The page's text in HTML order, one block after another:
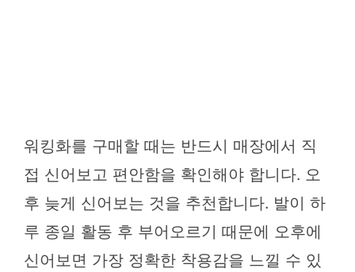
워킹화를 구매할 때는 반드시 매장에서 직
접 신어보고 편안함을 확인해야 합니다. 오
후 늦게 신어보는 것을 추천합니다. 발이 하
루 종일 활동 후 부어오르기 때문에 오후에
신어보면 가장 정확한 착용감을 느낄 수 있